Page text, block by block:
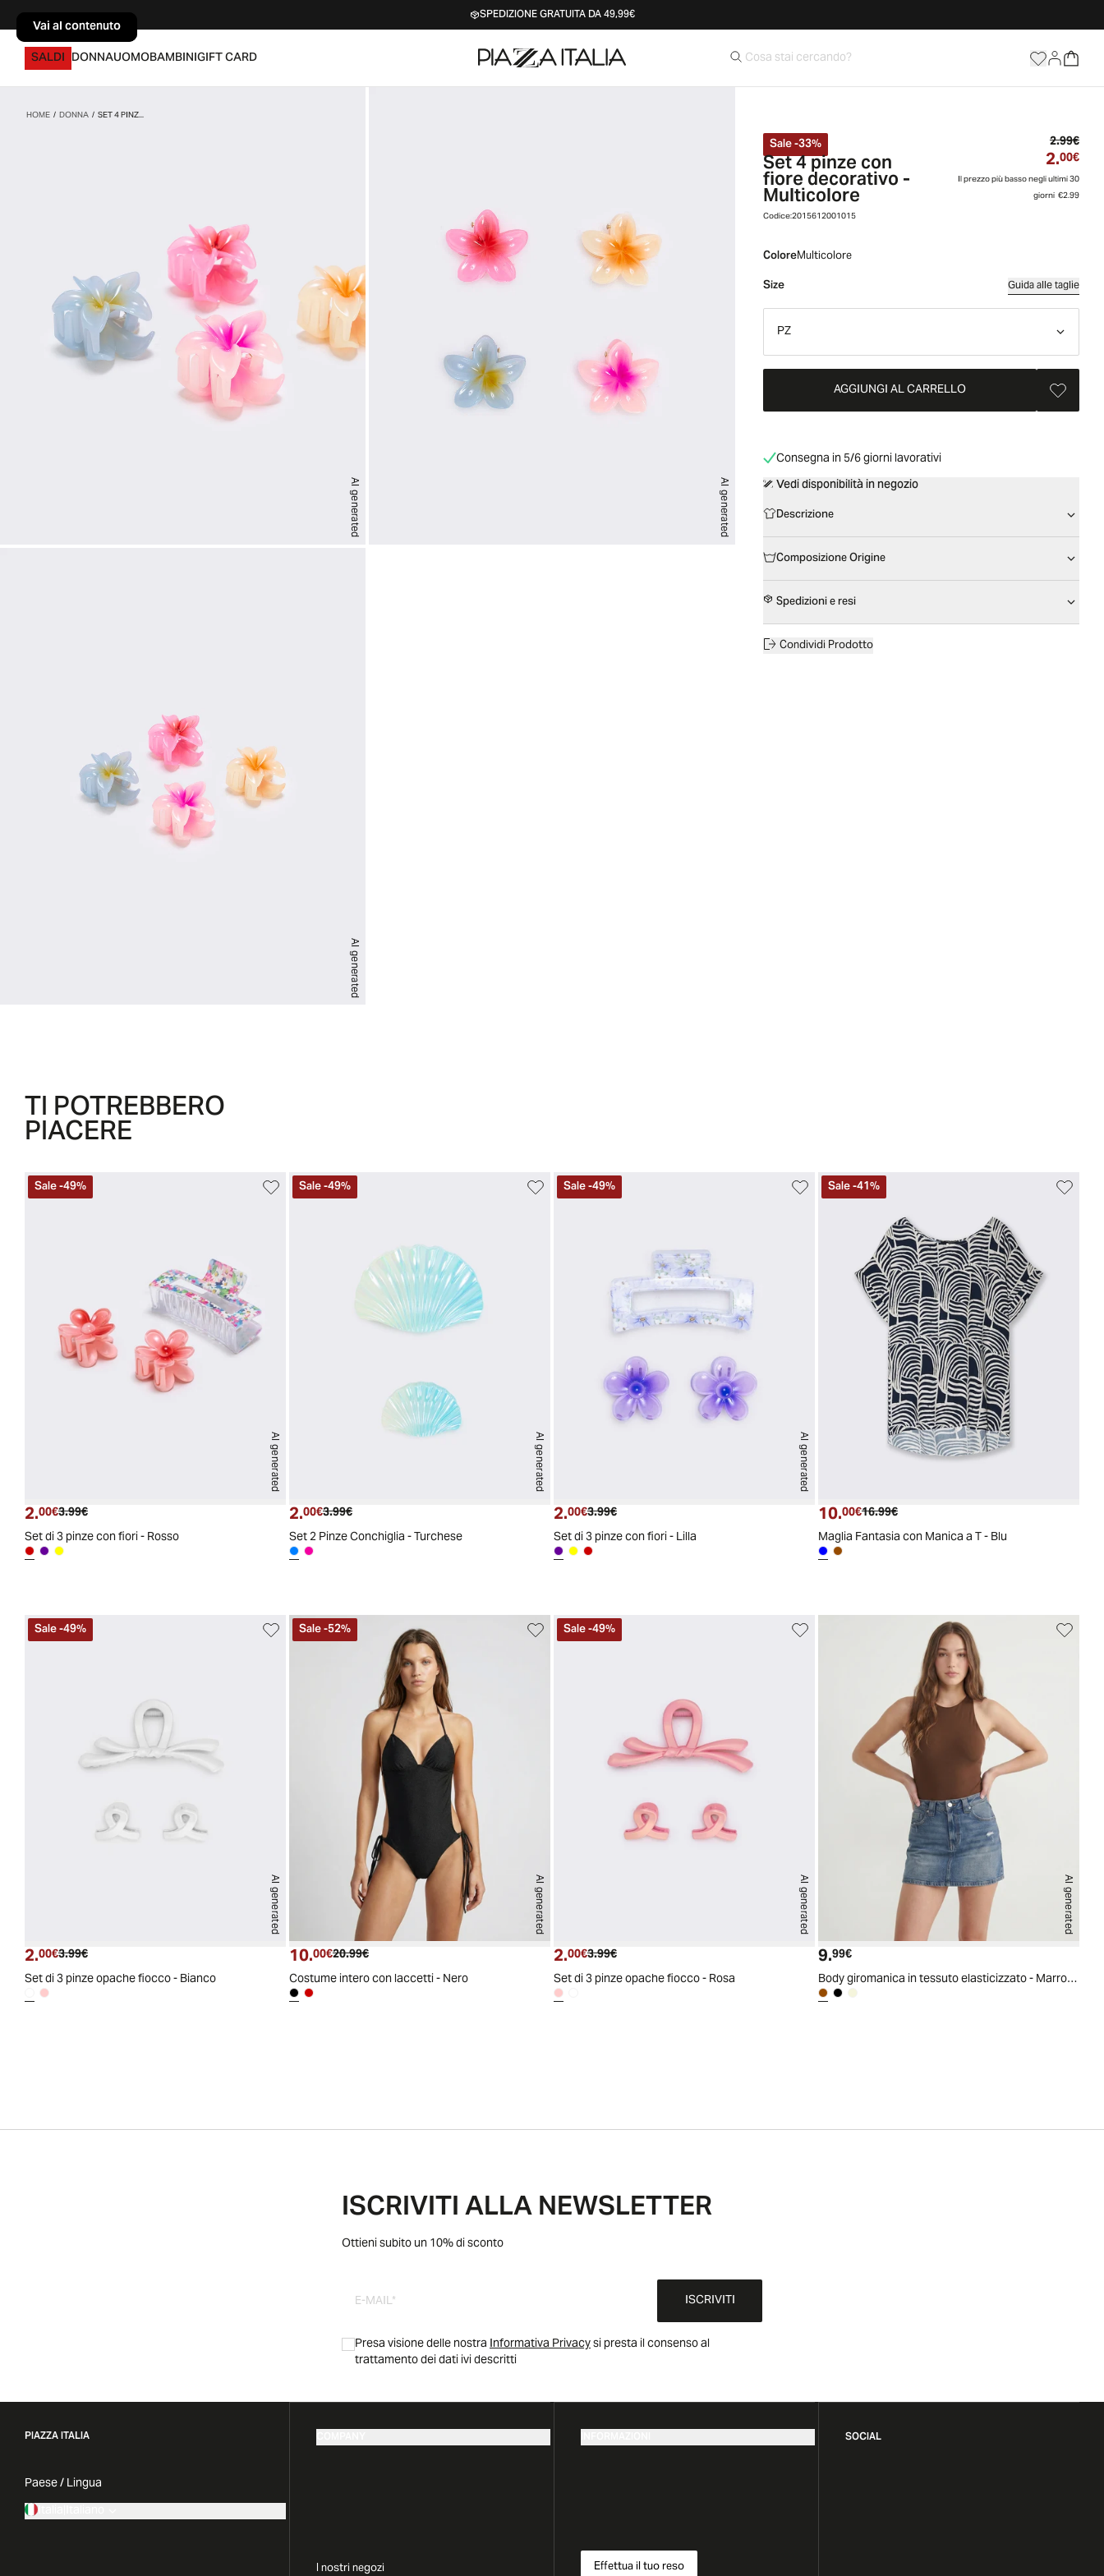
Vai al contenuto SPEDIZIONE GRATUITA DA 49,99€
SALDI DONNAUOMOBAMBINIGIFT CARD
HOME/DONNA/SET 4 PINZ...
AI generated AI generated
AI generated
Sale-33%
Set 4 pinze con
fiore decorativo -
Multicolore
2.99€
2.00€
Il prezzo più basso negli ultimi 30
giorni€2.99
Codice:2015612001015
ColoreMulticolore
Size
Guida alle taglie
PZ
AGGIUNGI AL CARRELLO
Consegna in 5/6 giorni lavorativi
Vedi disponibilità in negozio
Descrizione
Composizione Origine
Spedizioni e resi
Condividi Prodotto
TI POTREBBERO
PIACERE
AI generated
Sale-49%
Prezzo attuale
2.00€ Prezzo originale
3.99€
Set di 3 pinze con fiori - Rosso
AI generated
Sale-49%
Prezzo attuale
2.00€ Prezzo originale
3.99€
Set 2 Pinze Conchiglia - Turchese
AI generated
Sale-49%
Prezzo attuale
2.00€ Prezzo originale
3.99€
Set di 3 pinze con fiori - Lilla
Sale-41%
Prezzo attuale
10.00€ Prezzo originale
16.99€
Maglia Fantasia con Manica a T - Blu
AI generated
Sale-49%
Prezzo attuale
2.00€ Prezzo originale
3.99€
Set di 3 pinze opache fiocco - Bianco
AI generated
Sale-52%
Prezzo attuale
10.00€ Prezzo originale
20.99€
Costume intero con laccetti - Nero
AI generated
Sale-49%
Prezzo attuale
2.00€ Prezzo originale
3.99€
Set di 3 pinze opache fiocco - Rosa
AI generated
Prezzo attuale
9.99€
Body giromanica in tessuto elasticizzato - Marrone tabacco
ISCRIVITI ALLA NEWSLETTER
Ottieni subito un 10% di sconto
ISCRIVITI
Presa visione delle nostraInformativa Privacysi presta il consenso al
trattamento dei dati ivi descritti
PIAZZA ITALIA
Paese / Lingua
Italia|Italiano
I nostri negozi Effettua il tuo reso
SOCIAL
Vai al contenuto